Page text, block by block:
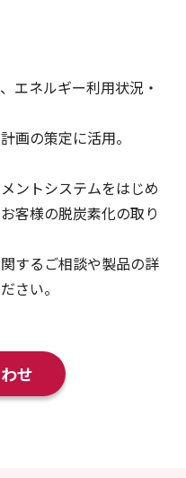
エネルギー利用状況・
画の策定に活用。
ントシステムをはじめ
客様の脱炭素化の取り
するご相談や製品の詳
さい。
せ